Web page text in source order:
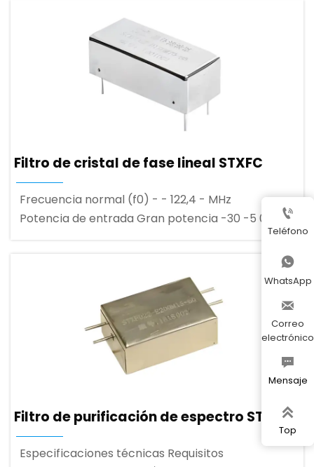
Filtro de cristal de fase lineal STXFC
Frecuencia normal (f0) - - 122,4 - MHz
Potencia de entrada Gran potencia -30 -5 0 dBm
Filtro de purificación de espectro STXFD
Especificaciones técnicas Requisitos

Teléfono

WhatsApp

Correo
electrónico

Mensaje

Top